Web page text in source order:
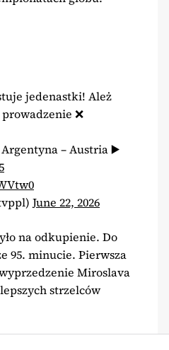
jedenastki! Ależ
❌
– Austria ▶️
June 22, 2026
na odkupienie. Do
95. minucie. Pierwsza
Miroslava
strzelców